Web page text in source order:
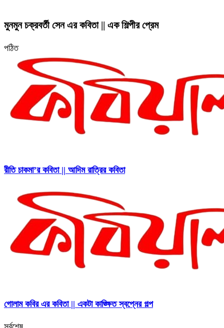
মুনমুন চক্রবর্তী সেন এর কবিতা || এক শিল্পীর প্রেম
পঠিত
রীতি চাকমা’র কবিতা || আদিম রাত্রির কবিতা
গোলাম কবির এর কবিতা || একটা কাঙ্ক্ষিত স্বপ্নের গল্প